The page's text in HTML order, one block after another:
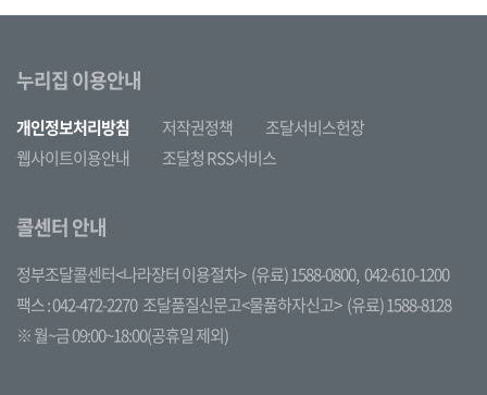
누리집 이용안내
개인정보처리방침 저작권정책
조달서비스헌장
웹사이트이용안내
조달청 RSS서비스
콜센터 안내
정부조달콜센터<나라장터 이용절차> (유료) 1588-0800, 042-610-1200
팩스 : 042-472-2270 조달품질신문고<물품하자신고> (유료) 1588-8128
※ 월~금 09:00~18:00(공휴일 제외)